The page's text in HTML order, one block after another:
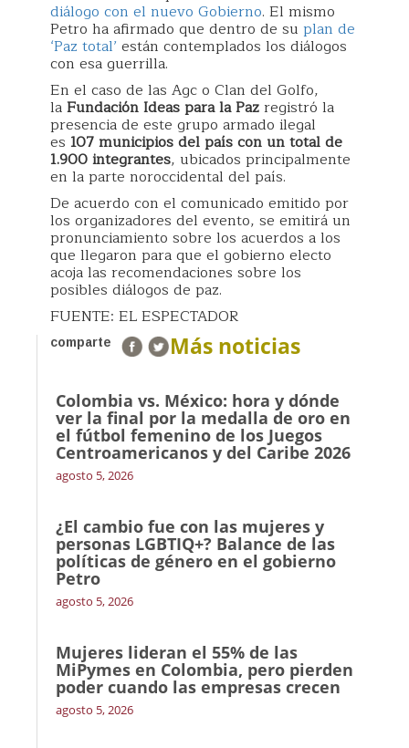
diálogo con el nuevo Gobierno. El mismo
Petro ha afirmado que dentro de su plan de
‘Paz total’están contemplados los diálogos
con esa guerrilla.
En el caso de las Agc o Clan del Golfo,
laFundación Ideas para la Pazregistró la
presencia de este grupo armado ilegal
es 107 municipios del país con un total de
1.900 integrantes, ubicados principalmente
en la parte noroccidental del país.
De acuerdo con el comunicado emitido por
los organizadores del evento, se emitirá un
pronunciamiento sobre los acuerdos a los
que llegaron para que el gobierno electo
acoja las recomendaciones sobre los
posibles diálogos de paz.
FUENTE: EL ESPECTADOR
comparte Más noticias
Colombia vs. México: hora y dónde
ver la final por la medalla de oro en
el fútbol femenino de los Juegos
Centroamericanos y del Caribe 2026
agosto 5, 2026
¿El cambio fue con las mujeres y
personas LGBTIQ+? Balance de las
políticas de género en el gobierno
Petro
agosto 5, 2026
Mujeres lideran el 55% de las
MiPymes en Colombia, pero pierden
poder cuando las empresas crecen
agosto 5, 2026